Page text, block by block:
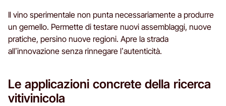
Il vino sperimentale non punta necessariamente a produrre
un gemello. Permette di testare nuovi assemblaggi, nuove
pratiche, persino nuove regioni. Apre la strada
all’innovazione senza rinnegare l’autenticità.
Le applicazioni concrete della ricerca
vitivinicola